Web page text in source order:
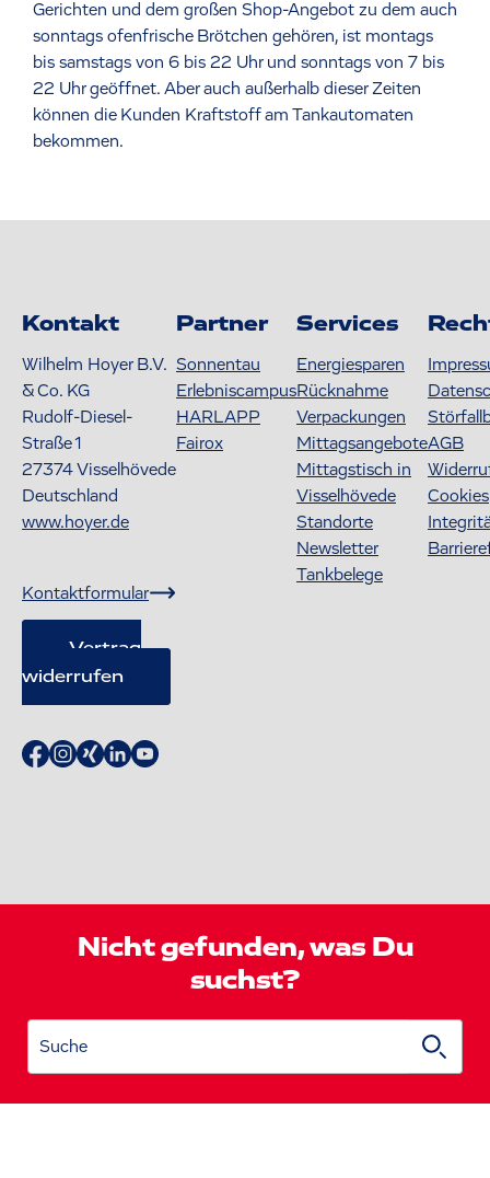
Gerichten und dem großen Shop-Angebot zu dem auch
sonntags ofenfrische Brötchen gehören, ist montags
bis samstags von 6 bis 22 Uhr und sonntags von 7 bis
22 Uhr geöffnet. Aber auch außerhalb dieser Zeiten
können die Kunden Kraftstoff am Tankautomaten
bekommen.
Kontakt
Wilhelm Hoyer B.V.
& Co. KG
Rudolf-Diesel-
Straße 1
27374Visselhövede
Deutschland
www.hoyer.de
Kontaktformular
Vertrag
widerrufen
Partner
Sonnentau
Erlebniscampus
HARLAPP
Fairox
Services
Energiesparen
Rücknahme
Verpackungen
Mittagsangebote
Mittagstisch in
Visselhövede
Standorte
Newsletter
Tankbelege
AGB
Cookies
Nicht gefunden, was Du
suchst?
Suche